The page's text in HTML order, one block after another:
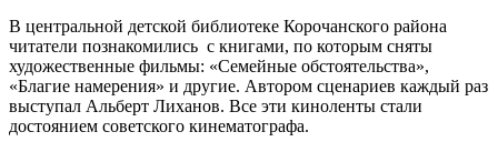
В центральной детской библиотеке Корочанского района
читатели познакомились с книгами, по которым сняты
художественные фильмы: «Семейные обстоятельства»,
«Благие намерения» и другие. Автором сценариев каждый раз
выступал Альберт Лиханов. Все эти киноленты стали
достоянием советского кинематографа.